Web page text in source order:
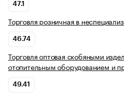
47.1
Торговля розничная в
46.74
Торговля оптовая скобяными
отопительным оборудованием и
49.41